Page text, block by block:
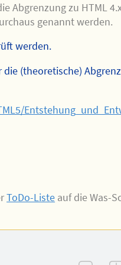
Abgrenzung zu HTML
genannt werden.
werden.
(theoretische)
ToDo-Liste auf die Was-